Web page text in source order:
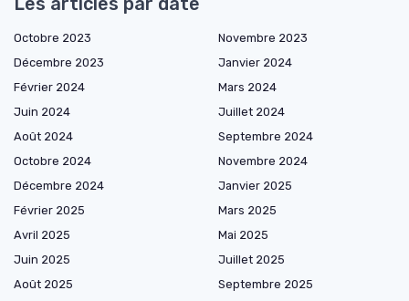
Octobre 2023
Novembre 2023
Décembre 2023
Janvier 2024
Février 2024
Mars 2024
Juin 2024
Juillet 2024
Août 2024
Septembre 2024
Octobre 2024
Novembre 2024
Décembre 2024
Janvier 2025
Février 2025
Mars 2025
Avril 2025
Mai 2025
Juin 2025
Juillet 2025
Août 2025
Septembre 2025